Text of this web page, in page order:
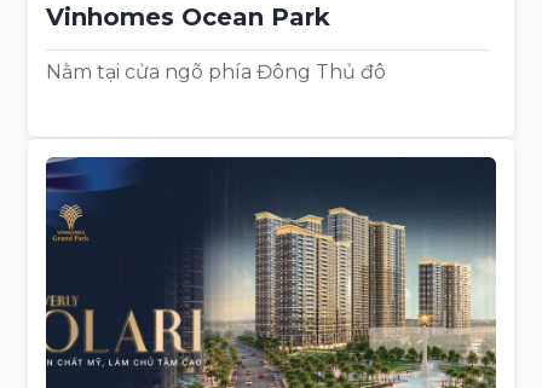
Vinhomes Ocean Park
Nằm tại cửa ngõ phía Đông Thủ đô